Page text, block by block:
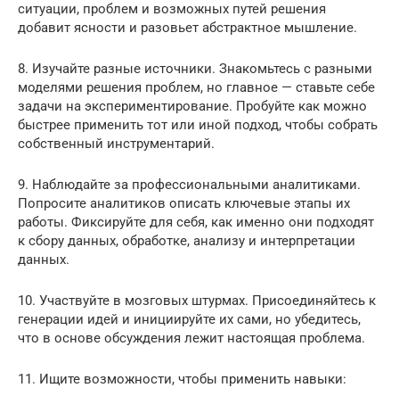
ситуации, проблем и возможных путей решения
добавит ясности и разовьет абстрактное мышление.
8. Изучайте разные источники. Знакомьтесь с разными
моделями решения проблем, но главное — ставьте себе
задачи на экспериментирование. Пробуйте как можно
быстрее применить тот или иной подход, чтобы собрать
собственный инструментарий.
9. Наблюдайте за профессиональными аналитиками.
Попросите аналитиков описать ключевые этапы их
работы. Фиксируйте для себя, как именно они подходят
к сбору данных, обработке, анализу и интерпретации
данных.
10. Участвуйте в мозговых штурмах. Присоединяйтесь к
генерации идей и инициируйте их сами, но убедитесь,
что в основе обсуждения лежит настоящая проблема.
11. Ищите возможности, чтобы применить навыки: